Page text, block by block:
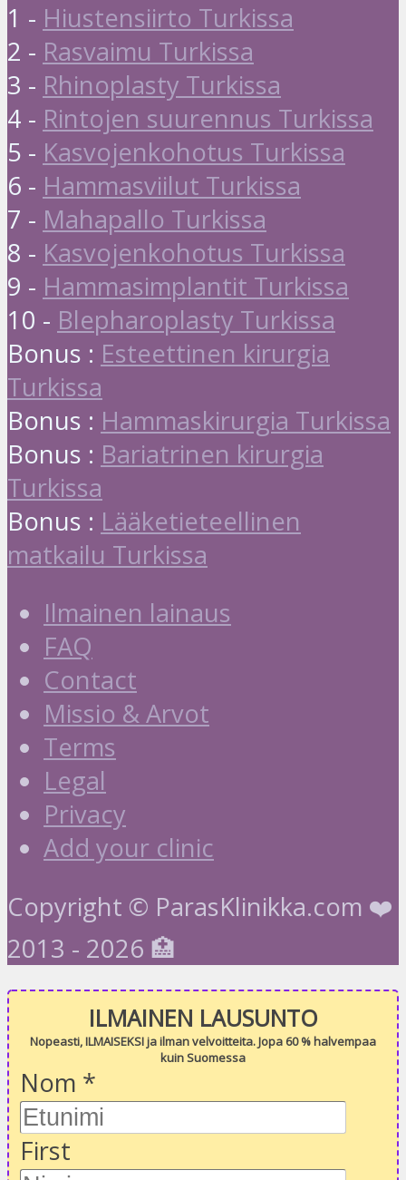
1 - Hiustensiirto Turkissa
2 - Rasvaimu Turkissa
3 - Rhinoplasty Turkissa
4 - Rintojen suurennus Turkissa
5 - Kasvojenkohotus Turkissa
6 - Hammasviilut Turkissa
7 - Mahapallo Turkissa
8 - Kasvojenkohotus Turkissa
9 - Hammasimplantit Turkissa
10 - Blepharoplasty Turkissa
Bonus : Esteettinen kirurgia
Turkissa
Bonus : Hammaskirurgia Turkissa
Bonus : Bariatrinen kirurgia
Turkissa
Bonus : Lääketieteellinen
matkailu Turkissa
Ilmainen lainaus
FAQ
Contact
Missio & Arvot
Terms
Legal
Privacy
Add your clinic
Copyright © ParasKlinikka.com ❤️
2013 - 2026 🏥
ILMAINEN LAUSUNTO
Nopeasti, ILMAISEKSI ja ilman velvoitteita. Jopa 60 % halvempaa
kuin Suomessa
Nom *
First